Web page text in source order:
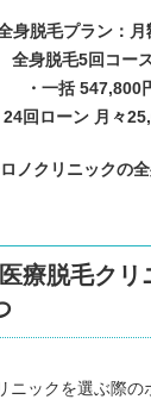
身脱毛プラン：月
全身脱毛5回コー
・一括 547,800
24回ローン 月々
ノクリニックの
療脱毛クリ
ニックを選ぶ際の